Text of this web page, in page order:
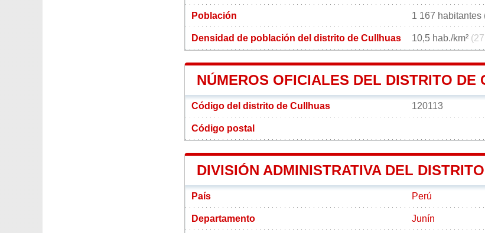
Población 1 167 habitantes
Densidad de población del distrito de Cullhuas 10,5 hab./km²
NÚMEROS OFICIALES DEL DISTRITO DE
Código del distrito de Cullhuas 120113
Código postal
DIVISIÓN ADMINISTRATIVA DEL
País Perú
Departamento Junín